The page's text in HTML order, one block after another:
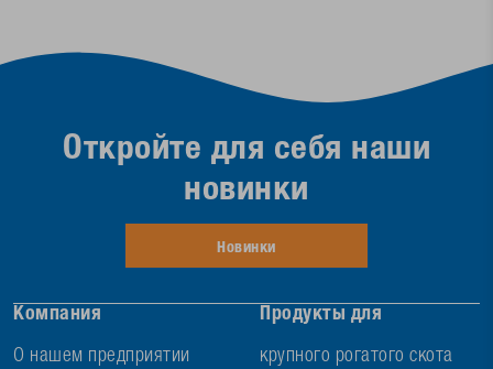
Компания
О нашем предприятии
Продукты для
крупного рогатого скота
Откройте для себя наши
новинки
Новинки